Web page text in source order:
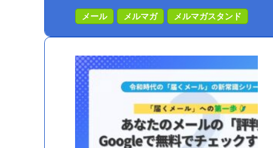
メール メルマガ メルマガスタンド